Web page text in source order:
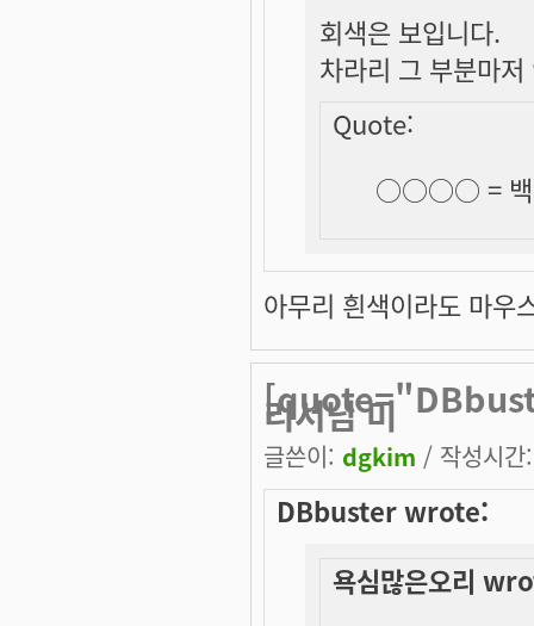
회색은 보입니다.
차라리 그 부분마
Quote:
○○○○ =
아무리 흰색이라도 마우
리서님 미
글쓴이: dgkim / 작성시
DBbuster wrote:
욕심많은오리